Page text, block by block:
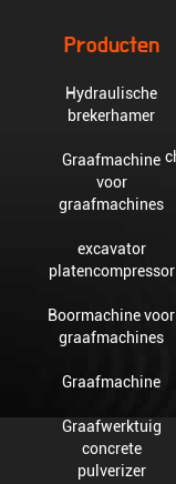
Producten
Hydraulische
brekerhamer
Graafmachine
voor
graafmachines
excavator
platencompressor
Boormachine voor
graafmachines
Graafmachine
Graafwerktuig
concrete
pulverizer